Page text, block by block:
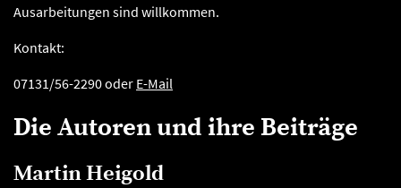
Ausarbeitungen sind willkommen.
Kontakt:
07131/56-2290 oder E-Mail
Die Autoren und ihre Beiträge
Martin Heigold